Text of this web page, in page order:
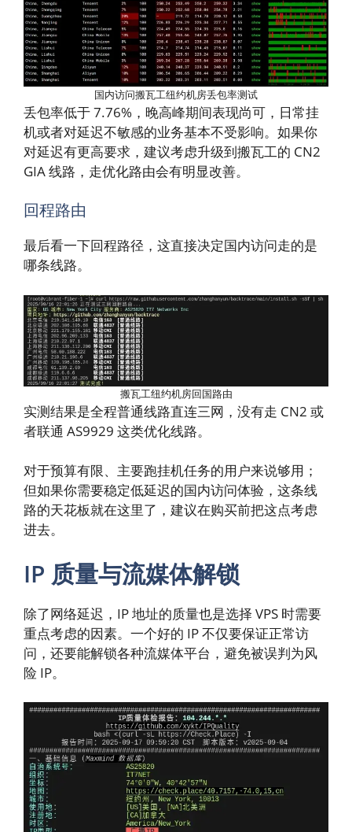
国内访问搬瓦工纽约机房丢包率测试
丢包率低于 7.76%，晚高峰期间表现尚可，日常挂
机或者对延迟不敏感的业务基本不受影响。如果你
对延迟有更高要求，建议考虑升级到搬瓦工的 CN2
GIA 线路，走优化路由会有明显改善。
回程路由
最后看一下回程路径，这直接决定国内访问走的是
哪条线路。
搬瓦工纽约机房回国路由
实测结果是全程普通线路直连三网，没有走 CN2 或
者联通 AS9929 这类优化线路。
对于预算有限、主要跑挂机任务的用户来说够用；
但如果你需要稳定低延迟的国内访问体验，这条线
路的天花板就在这里了，建议在购买前把这点考虑
进去。
IP 质量与流媒体解锁
除了网络延迟，IP 地址的质量也是选择 VPS 时需要
重点考虑的因素。一个好的 IP 不仅要保证正常访
问，还要能解锁各种流媒体平台，避免被误判为风
险 IP。